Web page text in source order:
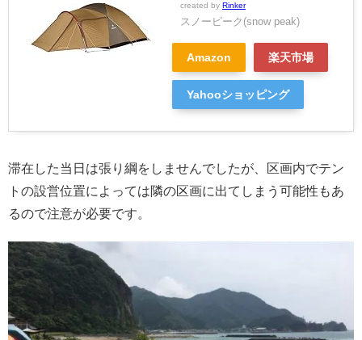
created by Rinker
スノーピーク(snow peak)
Amazon 楽天市場
Yahooショッピング
滞在した当日は張り綱をしませんでしたが、区画内でテン
トの設営位置によっては隣の区画に出てしまう可能性もあ
るので注意が必要です。